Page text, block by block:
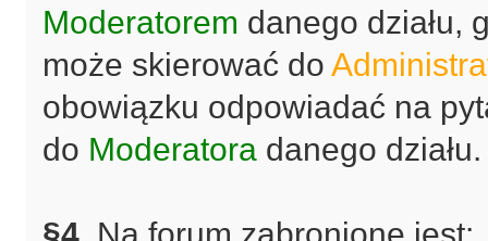
Moderatorem danego działu,
może skierować do
obowiązku odpowiadać na
do Moderatora danego działu.
§4. Na forum zabronione jest: